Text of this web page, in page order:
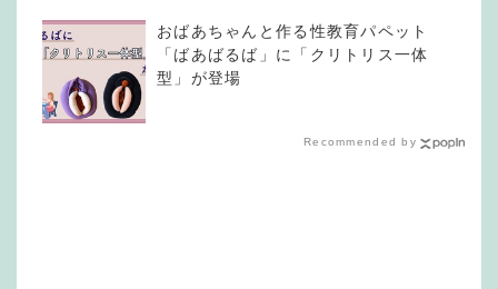
おばあちゃんと作る性教育パペット
「ばあばるば」に「クリトリス一体
型」が登場
Recommended by